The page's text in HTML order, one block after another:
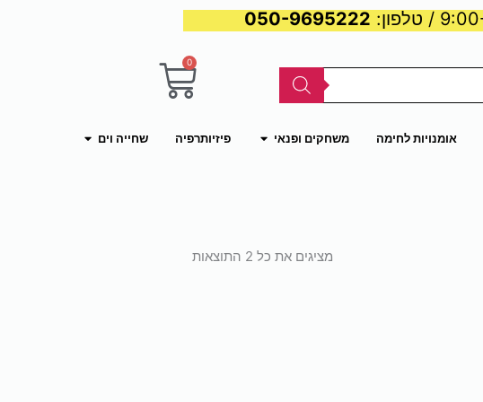
050-9695222
0
עגלת
אומנויות לחימה משחקים ופנאי פתח משחקים ופנאי
פיזיותרפיה שחייה וים פתח שחייה וים
מציגים את כל ⁦2⁩ התוצאות לפי